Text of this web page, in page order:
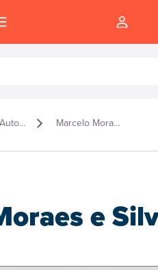
Atributo "Autor" de produto Marcelo Moraes e Silva
e